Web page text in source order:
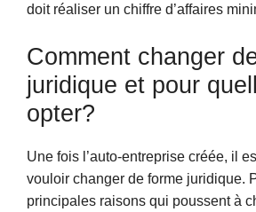
doit réaliser un chiffre d’affaires
Comment changer
juridique et pour
opter?
Une fois l’auto-entreprise créée, il
vouloir changer de forme juridique.
principales raisons qui poussent à